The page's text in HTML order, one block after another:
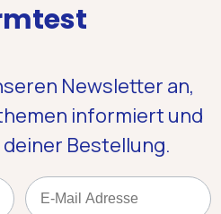
Newsletter an,
informiert und
deiner Bestellung.
Email